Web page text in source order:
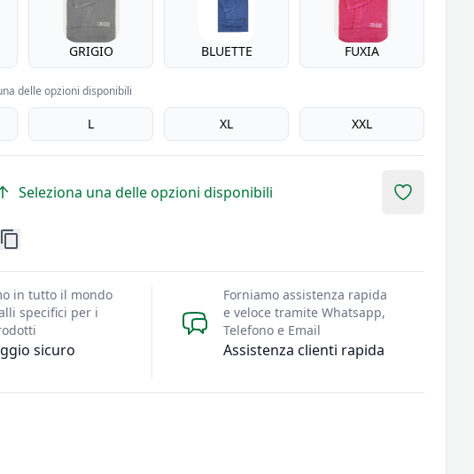
GRIGIO BLUETTE FUXIA
delle opzioni disponibili
L XL XXL
Seleziona una delle opzioni disponibili Add to
sicuro
in tutto il mondo
specifici per i
Assistenza clienti rapida
Forniamo assistenza rapida
e veloce tramite Whatsapp,
Telefono e Email